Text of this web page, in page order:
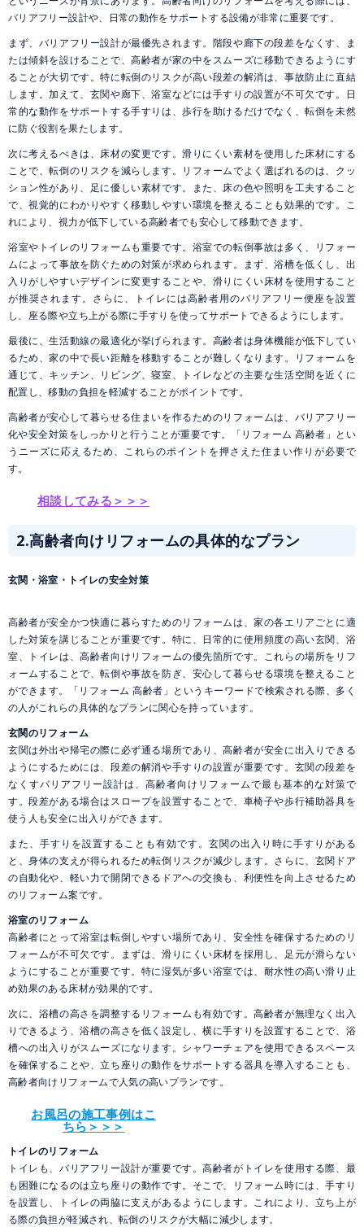
バリアフリー設計や、日常の動作をサポートする設備が非常に重要です。
まず、バリアフリー設計が最優先されます。階段や廊下の段差をなくす、ま
たは傾斜を設けることで、高齢者が家の中をスムーズに移動できるようにす
ることが大切です。特に転倒のリスクが高い段差の解消は、事故防止に直結
します。加えて、玄関や廊下、浴室などには手すりの設置が不可欠です。日
常的な動作をサポートする手すりは、歩行を助けるだけでなく、転倒を未然
に防ぐ役割を果たします。
次に考えるべきは、床材の変更です。滑りにくい素材を使用した床材にする
ことで、転倒のリスクを減らします。リフォームでよく選ばれるのは、クッ
ション性があり、足に優しい素材です。また、床の色や照明を工夫すること
で、視覚的にわかりやすく移動しやすい環境を整えることも効果的です。こ
れにより、視力が低下している高齢者でも安心して移動できます。
浴室やトイレのリフォームも重要です。浴室での転倒事故は多く、リフォー
ムによって事故を防ぐための対策が求められます。まず、浴槽を低くし、出
入りがしやすいデザインに変更することや、滑りにくい床材を使用すること
が推奨されます。さらに、トイレには高齢者用のバリアフリー便座を設置
し、座る際や立ち上がる際に手すりを使ってサポートできるようにします。
最後に、生活動線の最適化が挙げられます。高齢者は身体機能が低下してい
るため、家の中で長い距離を移動することが難しくなります。リフォームを
通じて、キッチン、リビング、寝室、トイレなどの主要な生活空間を近くに
配置し、移動の負担を軽減することがポイントです。
高齢者が安心して暮らせる住まいを作るためのリフォームは、バリアフリー
化や安全対策をしっかりと行うことが重要です。「リフォーム 高齢者」とい
うニーズに応えるため、これらのポイントを押さえた住まい作りが必要で
す。
相談してみる＞＞＞
2.高齢者向けリフォームの具体的なプラン
玄関・浴室・トイレの安全対策
高齢者が安全かつ快適に暮らすためのリフォームは、家の各エリアごとに適
した対策を講じることが重要です。特に、日常的に使用頻度の高い玄関、浴
室、トイレは、高齢者向けリフォームの優先箇所です。これらの場所をリフ
ォームすることで、転倒や事故を防ぎ、安心して暮らせる環境を整えること
ができます。「リフォーム 高齢者」というキーワードで検索される際、多く
の人がこれらの具体的なプランに関心を持っています。
玄関のリフォーム
玄関は外出や帰宅の際に必ず通る場所であり、高齢者が安全に出入りできる
ようにするためには、段差の解消や手すりの設置が重要です。玄関の段差を
なくすバリアフリー設計は、高齢者向けリフォームで最も基本的な対策で
す。段差がある場合はスロープを設置することで、車椅子や歩行補助器具を
使う人も安全に出入りができます。
また、手すりを設置することも有効です。玄関の出入り時に手すりがある
と、身体の支えが得られるため転倒リスクが減少します。さらに、玄関ドア
の自動化や、軽い力で開閉できるドアへの交換も、利便性を向上させるため
のリフォーム案です。
浴室のリフォーム
高齢者にとって浴室は転倒しやすい場所であり、安全性を確保するためのリ
フォームが不可欠です。まずは、滑りにくい床材を採用し、足元が滑らない
ようにすることが重要です。特に湿気が多い浴室では、耐水性の高い滑り止
め効果のある床材が効果的です。
次に、浴槽の高さを調整するリフォームも有効です。高齢者が無理なく出入
りできるよう、浴槽の高さを低く設定し、横に手すりを設置することで、浴
槽への出入りがスムーズになります。シャワーチェアを使用できるスペース
を確保することや、立ち座りの動作をサポートする器具を導入することも、
高齢者向けリフォームで人気の高いプランです。
お風呂の施工事例はこ
ちら＞＞＞
トイレのリフォーム
トイレも、バリアフリー設計が重要です。高齢者がトイレを使用する際、最
も困難になるのは立ち座りの動作です。そこで、リフォーム時には、手すり
を設置し、トイレの両脇に支えがあるようにします。これにより、立ち上が
る際の負担が軽減され、転倒のリスクが大幅に減少します。